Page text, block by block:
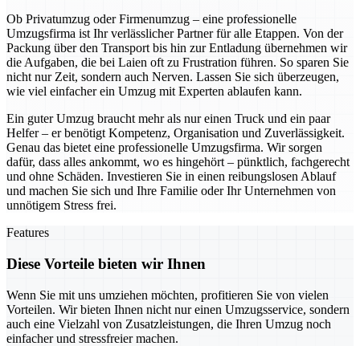
Ob Privatumzug oder Firmenumzug – eine professionelle
Umzugsfirma ist Ihr verlässlicher Partner für alle Etappen. Von der
Packung über den Transport bis hin zur Entladung übernehmen wir
die Aufgaben, die bei Laien oft zu Frustration führen. So sparen Sie
nicht nur Zeit, sondern auch Nerven. Lassen Sie sich überzeugen,
wie viel einfacher ein Umzug mit Experten ablaufen kann.
Ein guter Umzug braucht mehr als nur einen Truck und ein paar
Helfer – er benötigt Kompetenz, Organisation und Zuverlässigkeit.
Genau das bietet eine professionelle Umzugsfirma. Wir sorgen
dafür, dass alles ankommt, wo es hingehört – pünktlich, fachgerecht
und ohne Schäden. Investieren Sie in einen reibungslosen Ablauf
und machen Sie sich und Ihre Familie oder Ihr Unternehmen von
unnötigem Stress frei.
Features
Diese Vorteile bieten wir Ihnen
Wenn Sie mit uns umziehen möchten, profitieren Sie von vielen
Vorteilen. Wir bieten Ihnen nicht nur einen Umzugsservice, sondern
auch eine Vielzahl von Zusatzleistungen, die Ihren Umzug noch
einfacher und stressfreier machen.